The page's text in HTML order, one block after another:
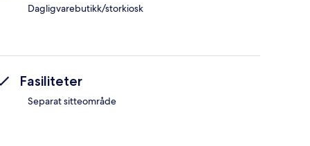
Dagligvarebutikk/storkiosk
Fasiliteter
Separat sitteområde